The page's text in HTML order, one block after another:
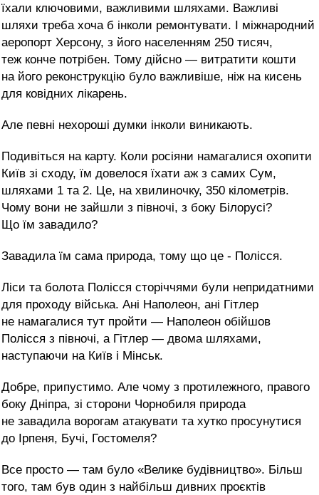
їхали ключовими, важливими шляхами. Важливі
шляхи треба хоча б інколи ремонтувати. І міжнародний
аеропорт Херсону, з його населенням 250 тисяч,
теж конче потрібен. Тому дійсно — витратити кошти
на його реконструкцію було важливіше, ніж на кисень
для ковідних лікарень.
Але певні нехороші думки інколи виникають.
Подивіться на карту. Коли росіяни намагалися охопити
Київ зі сходу, їм довелося їхати аж з самих Сум,
шляхами 1 та 2. Це, на хвилиночку, 350 кілометрів.
Чому вони не зайшли з півночі, з боку Білорусі?
Що їм завадило?
Завадила їм сама природа, тому що це - Полісся.
Ліси та болота Полісся сторіччями були непридатними
для проходу війська. Ані Наполеон, ані Гітлер
не намагалися тут пройти — Наполеон обійшов
Полісся з півночі, а Гітлер — двома шляхами,
наступаючи на Київ і Мінськ.
Добре, припустимо. Але чому з протилежного, правого
боку Дніпра, зі сторони Чорнобиля природа
не завадила ворогам атакувати та хутко просунутися
до Ірпеня, Бучі, Гостомеля?
Все просто — там було «Велике будівництво». Більш
того, там був один з найбільш дивних проєктів